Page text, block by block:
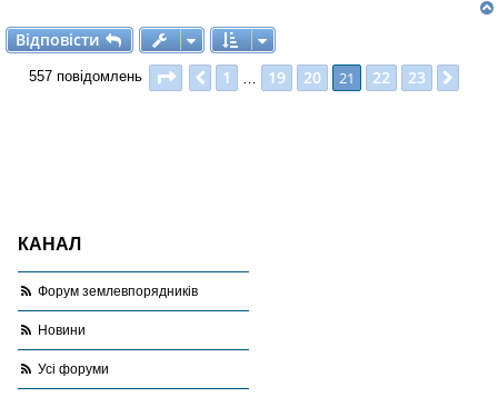
Відповісти
Відповісти
557 повідомлень Сторінка з
Поперед.
1 19 20 21 22 23
КАНАЛ
Форум землевпорядників
Новини
Усі форуми